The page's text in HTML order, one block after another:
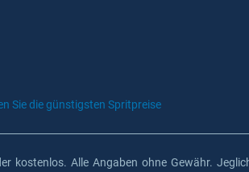
Sie die günstigsten Spritpreise
kostenlos. Alle Angaben ohne Gewähr.